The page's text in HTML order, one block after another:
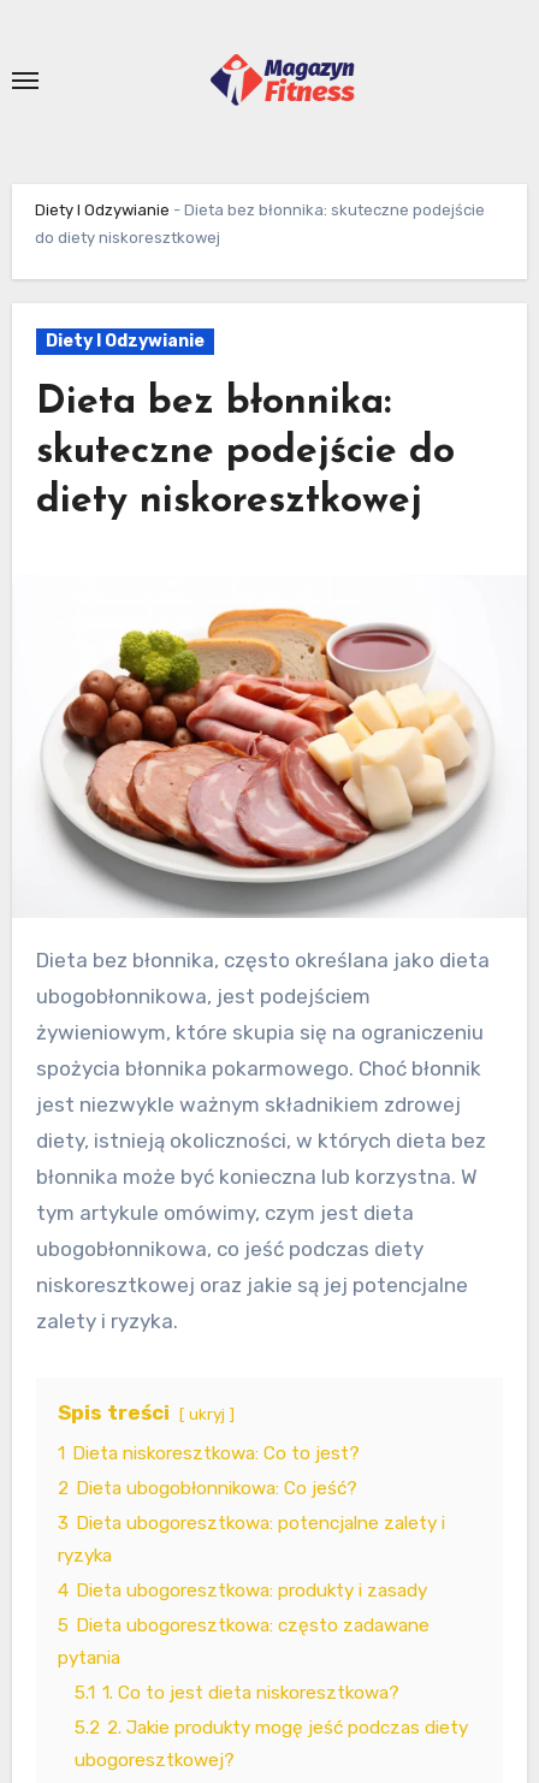
content
Diety I Odzywianie -Dieta bez błonnika: skuteczne podejście
do diety niskoresztkowej
Diety I Odzywianie
Dieta bez błonnika:
skuteczne podejście do
diety niskoresztkowej
Dieta bez błonnika, często określana jako dieta
ubogobłonnikowa, jest podejściem
żywieniowym, które skupia się na ograniczeniu
spożycia błonnika pokarmowego. Choć błonnik
jest niezwykle ważnym składnikiem zdrowej
diety, istnieją okoliczności, w których dieta bez
błonnika może być konieczna lub korzystna. W
tym artykule omówimy, czym jest dieta
ubogobłonnikowa, co jeść podczas diety
niskoresztkowej oraz jakie są jej potencjalne
zalety i ryzyka.
Spis treści ukryj
1
Dieta niskoresztkowa: Co to jest?
2 Dieta ubogobłonnikowa: Co jeść?
3 Dieta ubogoresztkowa: potencjalne zalety i
ryzyka
4 Dieta ubogoresztkowa: produkty i zasady
5 Dieta ubogoresztkowa: często zadawane
pytania
5.1 1. Co to jest dieta niskoresztkowa?
5.2 2. Jakie produkty mogę jeść podczas diety
ubogoresztkowej?